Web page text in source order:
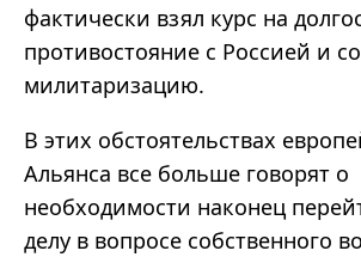
фактически взял курс на
противостояние с Россией и
милитаризацию.
В этих обстоятельствах
Альянса все больше говорят о
необходимости наконец
делу в вопросе собственного